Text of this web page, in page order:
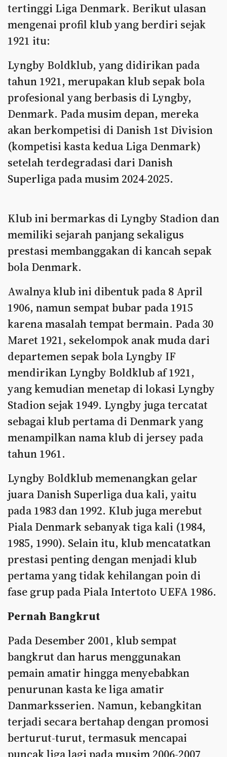
tertinggi Liga Denmark. Berikut ulasan
mengenai profil klub yang berdiri sejak
1921 itu:
Lyngby Boldklub, yang didirikan pada
tahun 1921, merupakan klub sepak bola
profesional yang berbasis di Lyngby,
Denmark. Pada musim depan, mereka
akan berkompetisi di Danish 1st Division
(kompetisi kasta kedua Liga Denmark)
setelah terdegradasi dari Danish
Superliga pada musim 2024-2025.
Klub ini bermarkas di Lyngby Stadion dan
memiliki sejarah panjang sekaligus
prestasi membanggakan di kancah sepak
bola Denmark.
Awalnya klub ini dibentuk pada 8 April
1906, namun sempat bubar pada 1915
karena masalah tempat bermain. Pada 30
Maret 1921, sekelompok anak muda dari
departemen sepak bola Lyngby IF
mendirikan Lyngby Boldklub af 1921,
yang kemudian menetap di lokasi Lyngby
Stadion sejak 1949. Lyngby juga tercatat
sebagai klub pertama di Denmark yang
menampilkan nama klub di jersey pada
tahun 1961.
Lyngby Boldklub memenangkan gelar
juara Danish Superliga dua kali, yaitu
pada 1983 dan 1992. Klub juga merebut
Piala Denmark sebanyak tiga kali (1984,
1985, 1990). Selain itu, klub mencatatkan
prestasi penting dengan menjadi klub
pertama yang tidak kehilangan poin di
fase grup pada Piala Intertoto UEFA 1986.
Pernah Bangkrut
Pada Desember 2001, klub sempat
bangkrut dan harus menggunakan
pemain amatir hingga menyebabkan
penurunan kasta ke liga amatir
Danmarksserien. Namun, kebangkitan
terjadi secara bertahap dengan promosi
berturut-turut, termasuk mencapai
puncak liga lagi pada musim 2006-2007